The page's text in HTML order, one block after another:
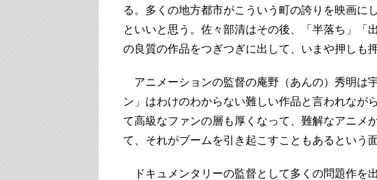
る。多くの地方都市がこういう町の誇りを映画に
といいと思う。佐々部清はその後、「半落ち」「
の良質の作品をつぎつぎに出して、いまや押しも
アニメーションの監督の庵野（あんの）秀明は
ン」はわけのわからない難しい作品と言われなが
て高級なファンの層も厚くなって、難解なアニメ
て、それがブームを引き起こすこともあるという
ドキュメンタリーの監督として多くの問題作を